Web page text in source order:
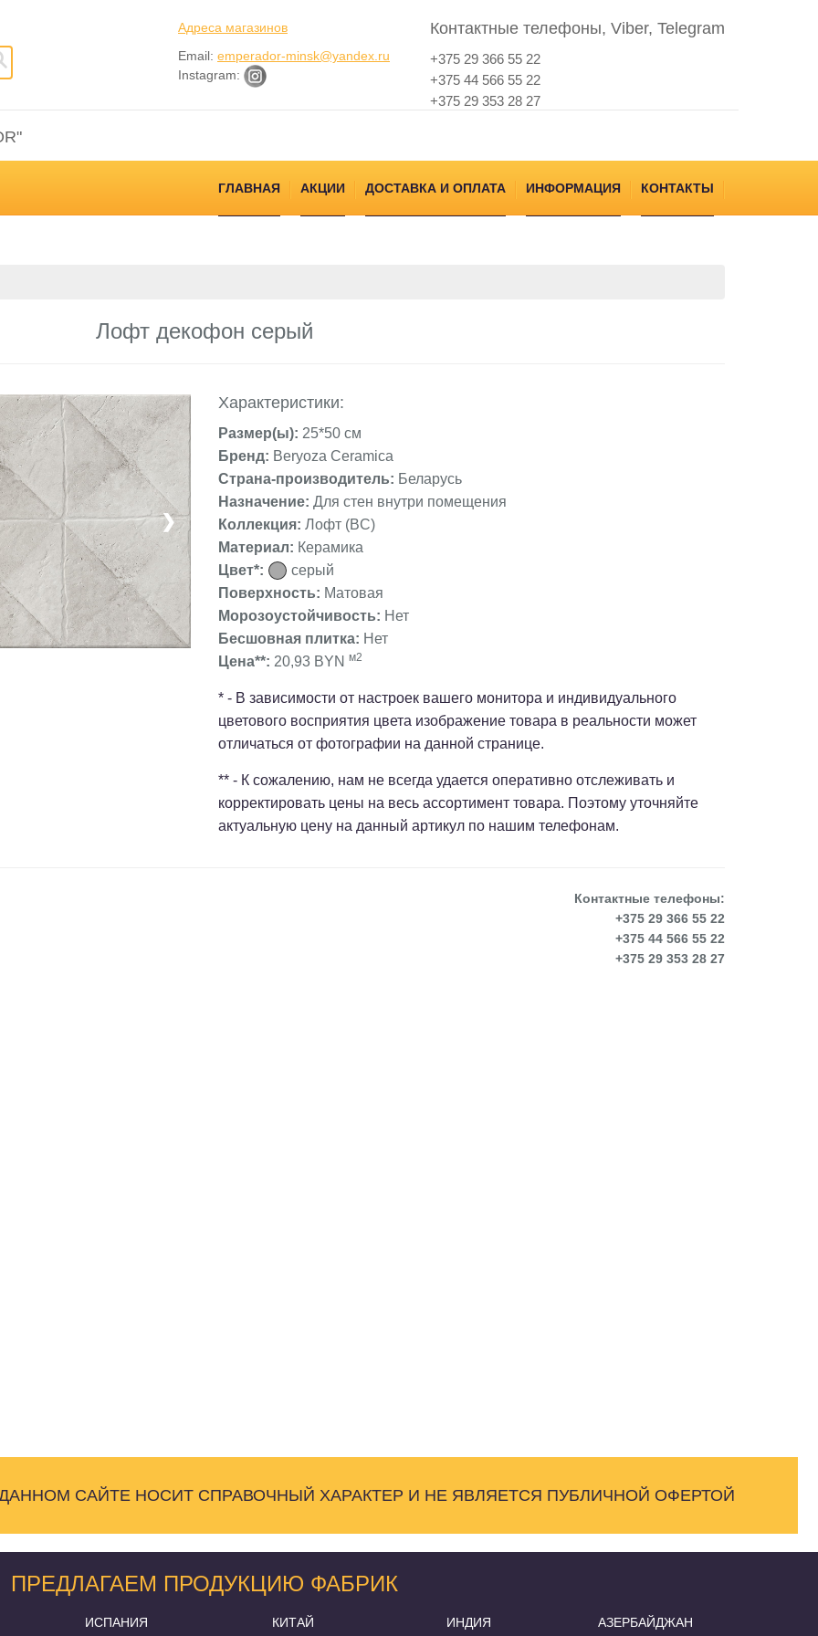
Адреса магазинов
Email: emperador-minsk@yandex.ru
Instagram:
Контактные телефоны, Viber, Telegram
+375 29 366 55 22
+375 44 566 55 22
+375 29 353 28 27
ГЛАВНАЯ АКЦИИ ДОСТАВКА И ОПЛАТА ИНФОРМАЦИЯ КОНТАКТЫ
Лофт декофон серый
❯
Характеристики:
Размер(ы): 25*50 см
Бренд: Beryoza Ceramica
Страна-производитель: Беларусь
Назначение: Для стен внутри помещения
Коллекция: Лофт (BC)
Материал: Керамика
Цвет*:
серый
Поверхность: Матовая
Морозоустойчивость: Нет
Бесшовная плитка: Нет
Цена**: 20,93 BYN м2
* - В зависимости от настроек вашего монитора и индивидуального
цветового восприятия цвета изображение товара в реальности может
отличаться от фотографии на данной странице.
** - К сожалению, нам не всегда удается оперативно отслеживать и
корректировать цены на весь ассортимент товара. Поэтому уточняйте
актуальную цену на данный артикул по нашим телефонам.
Контактные телефоны:
+375 29 366 55 22
+375 44 566 55 22
+375 29 353 28 27
САЙТЕ НОСИТ СПРАВОЧНЫЙ ХАРАКТЕР И НЕ ЯВЛЯЕТСЯ ПУБЛИЧНОЙ ОФЕРТОЙ
ПРЕДЛАГАЕМ ПРОДУКЦИЮ ФАБРИК
ИСПАНИЯ КИТАЙ ИНДИЯ АЗЕРБАЙДЖАН